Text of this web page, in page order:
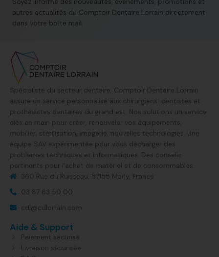
autres actualités du Comptoir Dentaire Lorrain directement
dans votre boîte mail.
Spécialiste du secteur dentaire, Comptoir Dentaire Lorrain
assure un service personnalisé aux chirurgiens-dentistes et
prothésistes dentaires du grand est. Nos solutions un service
clés en main pour créer, renouveler vos équipements,
mobilier, stérilisation, imagerie, nouvelles technologies. Une
équipe SAV expérimentée pour vous décharger des
problèmes techniques et informatiques. Des conseils
pertinents pour l’achat de matériel et de consommables.
360 Rue du Ruisseau, 57155 Marly, France​
03 87 63 50 00
cdl@cdlorrain.com
Aide & Support
Paiement sécurisé
Livraison sécurisée